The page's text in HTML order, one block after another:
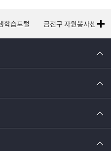
학습포털 금천구 자원봉사센터